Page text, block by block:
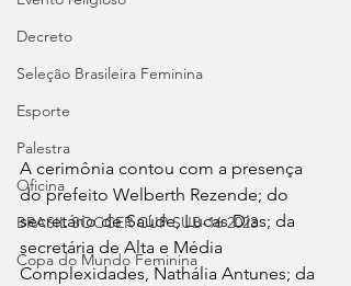
Decreto
Seleção Brasileira Feminina
Esporte
Palestra
Oficina
BRASIL SOCCER CUP SUB-16 2023
Copa do Mundo Feminina
A cerimônia contou com a presença
do prefeito Welberth Rezende; do
secretário de Saúde, Lucas Dias; da
secretária de Alta e Média
Complexidades, Nathália Antunes; da